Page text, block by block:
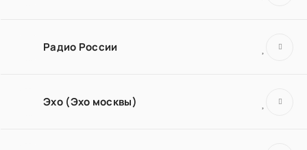
Радио России
Эхо (Эхо москвы)